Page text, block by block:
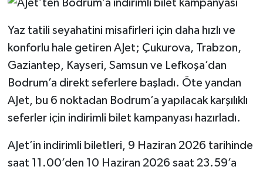
Yaz tatili seyahatini misafirleri için daha hızlı ve
konforlu hale getiren AJet; Çukurova, Trabzon,
Gaziantep, Kayseri, Samsun ve Lefkoşa’dan
Bodrum’a direkt seferlere başladı. Öte yandan
AJet, bu 6 noktadan Bodrum’a yapılacak karşılıklı
seferler için indirimli bilet kampanyası hazırladı.
AJet’in indirimli biletleri, 9 Haziran 2026 tarihinde
saat 11.00’den 10 Haziran 2026 saat 23.59’a